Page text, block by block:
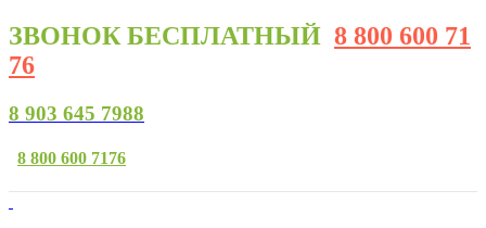
ЗВОНОК БЕСПЛАТНЫЙ 8 800 600 71
76
8 903 645 7988
8 800 600 7176